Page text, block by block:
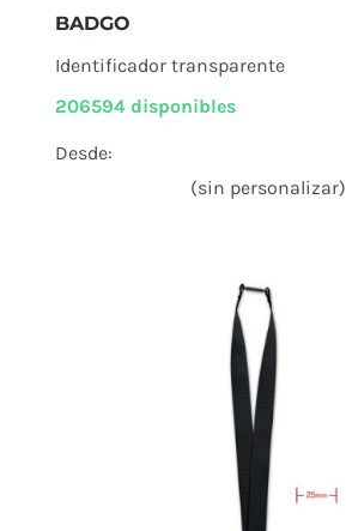
BADGO
Identificador transparente
206594 disponibles
Desde:
(sin personalizar)